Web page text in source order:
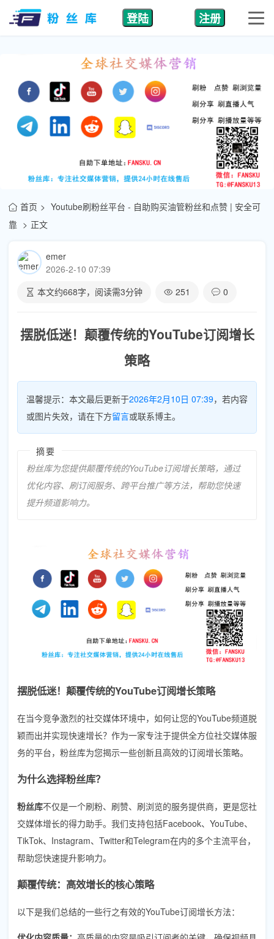
登陆 注册
首页
Youtube刷粉丝平台 - 自助购买油管粉丝和点赞 | 安全可
靠
正文
emer
2026-2-10 07:39
本文约668字，阅读需3分钟 251 0
摆脱低迷！颠覆传统的YouTube订阅增长
策略
温馨提示：本文最后更新于2026年2月10日 07:39，若内容
或图片失效，请在下方留言或联系博主。
摘要
粉丝库为您提供颠覆传统的YouTube订阅增长策略，通过
优化内容、刷订阅服务、跨平台推广等方法，帮助您快速
提升频道影响力。
摆脱低迷！颠覆传统的YouTube订阅增长策略
在当今竞争激烈的社交媒体环境中，如何让您的YouTube频道脱
颖而出并实现快速增长？作为一家专注于提供全方位社交媒体服
务的平台，粉丝库为您揭示一些创新且高效的订阅增长策略。
为什么选择粉丝库？
粉丝库不仅是一个刷粉、刷赞、刷浏览的服务提供商，更是您社
交媒体增长的得力助手。我们支持包括Facebook、YouTube、
TikTok、Instagram、Twitter和Telegram在内的多个主流平台，
帮助您快速提升影响力。
颠覆传统：高效增长的核心策略
以下是我们总结的一些行之有效的YouTube订阅增长方法：